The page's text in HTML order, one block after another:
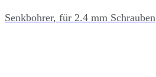
Senkbohrer, für 2.4 mm Schrauben